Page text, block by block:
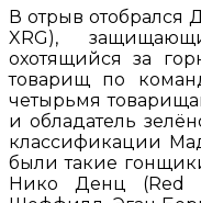
В отрыв отобрался
XRG),
охотящийся за
товарищ по
четырьмя
и обладатель
классификации
были такие
Нико Денц (Red